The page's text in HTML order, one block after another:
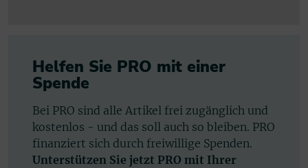
Helfen Sie PRO mit einer
Spende
Bei PRO sind alle Artikel frei zugänglich und
kostenlos - und das soll auch so bleiben. PRO
finanziert sich durch freiwillige Spenden.
Unterstützen Sie jetzt PRO mit Ihrer